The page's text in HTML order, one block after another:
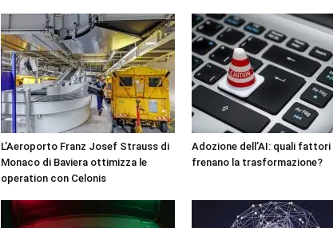
L’Aeroporto Franz Josef Strauss di
Monaco di Baviera ottimizza le
operation con Celonis
Adozione dell’AI: quali fattori
frenano la trasformazione?